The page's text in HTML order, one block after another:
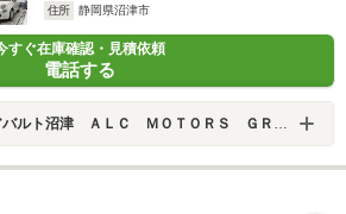
住所
静岡県沼津市
すぐ在庫確認・見積依頼
電話する
ルト沼津 ＡＬＣ ＭＯＴＯＲＳ ＧＲＯＵＰ